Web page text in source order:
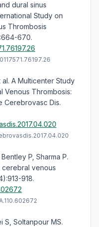
dural sinus
Study on
Thrombosis
670.
al. A Multicenter Study
Venous Thrombosis:
Cerebrovasc Dis.
P, Sharma P.
cerebral venous
918.
S, Soltanpour MS.